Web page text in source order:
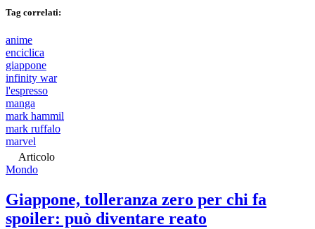
Tag correlati:
anime
enciclica
giappone
infinity war
l'espresso
manga
mark hammil
mark ruffalo
marvel
Articolo
Mondo
Giappone, tolleranza zero per chi fa
spoiler: può diventare reato